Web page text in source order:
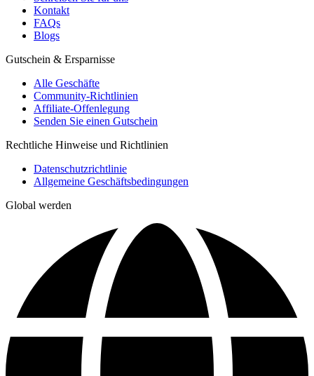
Kontakt
FAQs
Blogs
Gutschein & Ersparnisse
Alle Geschäfte
Community-Richtlinien
Affiliate-Offenlegung
Senden Sie einen Gutschein
Rechtliche Hinweise und Richtlinien
Datenschutzrichtlinie
Allgemeine Geschäftsbedingungen
Global werden